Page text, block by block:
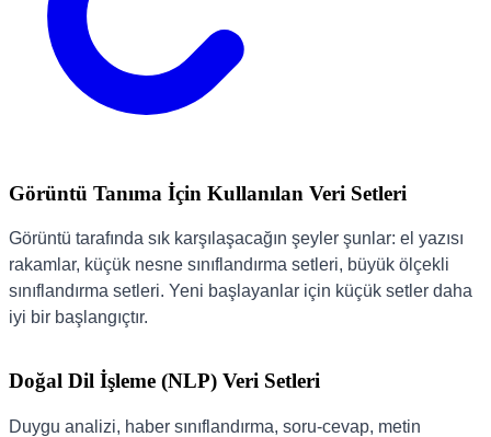
Görüntü Tanıma İçin Kullanılan Veri Setleri
Görüntü tarafında sık karşılaşacağın şeyler şunlar: el yazısı
rakamlar, küçük nesne sınıflandırma setleri, büyük ölçekli
sınıflandırma setleri. Yeni başlayanlar için küçük setler daha
iyi bir başlangıçtır.
Doğal Dil İşleme (NLP) Veri Setleri
Duygu analizi, haber sınıflandırma, soru-cevap, metin